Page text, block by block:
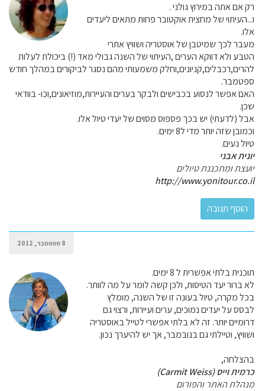
רק אם אתה במירוץ גולני .
ו...העיתוי של מחצית אוקטובר פחות מתאים ליעדים
אלו.
מעבר לכך שמיטבן של אוסטריה ושוויץ אתרי
הטבע ולא דווקא הערים ,העיתוי של השנה גבולי מאד (!) ביכולת לעלות
להרים,רכבלים,קניונים,וחלק משמעותי מהם נסגר לביקורים במהלך חודש
ספטמבר.
האם אפשר לנסוע בכבישים ולבקר בערים והעיירות,מוזיאונים,וכו- בוודאי
שכן.
אבל (לדעתי) יש בכך פספוס מסוים של יעדי טיול אלו.
וכמובן שזה יותר מדי ל8 ימים.
טיול נעים.
יונית אבני
יועצת ומתכננת טיולים
http://www.yonitour.co.il
8 ספטמבר, 2012
תוכנית בלתי אפשרית ל 8 ימים.
לא ברור יעד הטיסות, ולכן קשה לומר על מה לוותר.
בכל מקרה, טיול בעונה זו של השנה, מומלץ
לבסס על יעדים נמוכים, ערים ועיירות, ורצוי גם
דרומיים יותר. זה לא בלתי אפשרי לטייל באוסטריה
ושוויץ, וטיילתי גם בנובמבר, אך יש להיערך נכון.
בהצלחה,
כרמית וייס (Carmit Weiss)
מנהלת האתר והפורום